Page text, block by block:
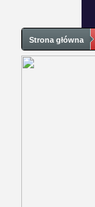
Strona główna